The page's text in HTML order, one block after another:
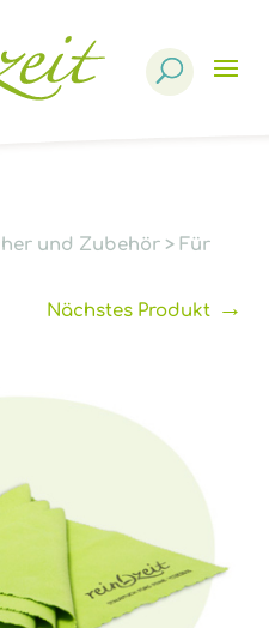
und Zubehör > Für
Nächstes Produkt→